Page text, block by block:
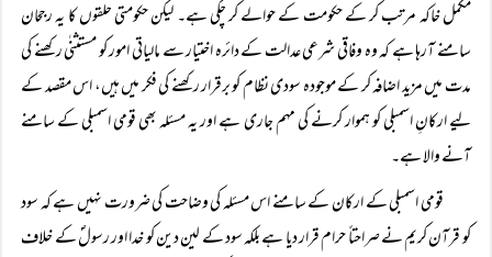
مکمل خاکہ مرتب کر کے حکومت کے حوالے کر چکی ہے۔ لیکن حکومتی حلقوں کا یہ رجحان
سامنے آرہا ہے کہ وہ وفاقی شرعی عدالت کے دائرہ اختیار سے مالیاتی امور کو مستثنٰی رکھنے کی
مدت میں مزید اضافہ کر کے موجودہ سودی نظام کو برقرار رکھنے کی فکر میں ہیں، اس مقصد کے
لیے ارکانِ اسمبلی کو ہموار کرنے کی مہم جاری ہے اور یہ مسئلہ بھی قومی اسمبلی کے سامنے
آنے والا ہے۔
قومی اسمبلی کے ارکان کے سامنے اس مسئلہ کی وضاحت کی ضرورت نہیں ہے کہ سود
کو قرآن کریم نے صراحتاً حرام قرار دیا ہے بلکہ سود کے لین دین کو خدا اور رسولؐ کے خلاف